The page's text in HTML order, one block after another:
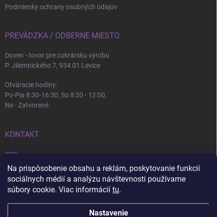
Na prispôsobenie obsahu a reklám, poskytovanie funkcií
sociálnych médií a analýzu návštevnosti používame
súbory cookie. Viac informácií tu.
Nastavenie
Podmienky ochrany osobných údajov
PREVÁDZKA / ODBERNÉ MIESTO
Doven - tovar pre cukrársku výrobu
P. Jilemnického 7, 934 01 Levice
Otváracie hodiny:
Po-Pia 8:30-16:30, So 8:30 - 12:00,
Ne - Zatvorené
KONTAKT
+421 905 360 747